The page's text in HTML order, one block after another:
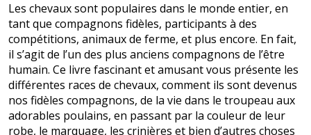
Les chevaux sont populaires dans le monde entier, en
tant que compagnons fidèles, participants à des
compétitions, animaux de ferme, et plus encore. En fait,
il s’agit de l’un des plus anciens compagnons de l’être
humain. Ce livre fascinant et amusant vous présente les
différentes races de chevaux, comment ils sont devenus
nos fidèles compagnons, de la vie dans le troupeau aux
adorables poulains, en passant par la couleur de leur
robe, le marquage, les crinières et bien d’autres choses